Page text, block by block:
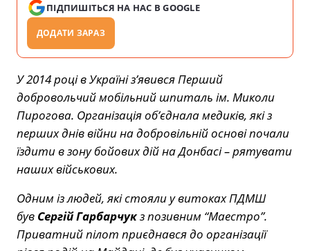
ПІДПИШІТЬСЯ НА НАС В GOOGLE
ДОДАТИ ЗАРАЗ
У 2014 році в Україні з’явився Перший
добровольчий мобільний шпиталь ім. Миколи
Пирогова. Організація об’єднала медиків, які з
перших днів війни на добровільній основі почали
їздити в зону бойових дій на Донбасі – рятувати
наших військових.
Одним із людей, які стояли у витоках ПДМШ
був Сергій Гарбарчукз позивним “Маестро”.
Приватний пілот приєднався до організації